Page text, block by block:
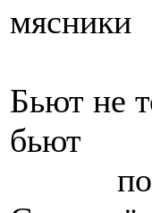
мясники
и
Бьют не
бьют
по